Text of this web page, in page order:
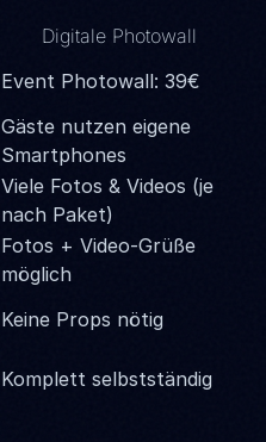
Digitale Photowall
Event Photowall: 39€
Gäste nutzen eigene
Smartphones
Viele Fotos & Videos (je
nach Paket)
Fotos + Video-Grüße
möglich
Keine Props nötig
Komplett selbstständig